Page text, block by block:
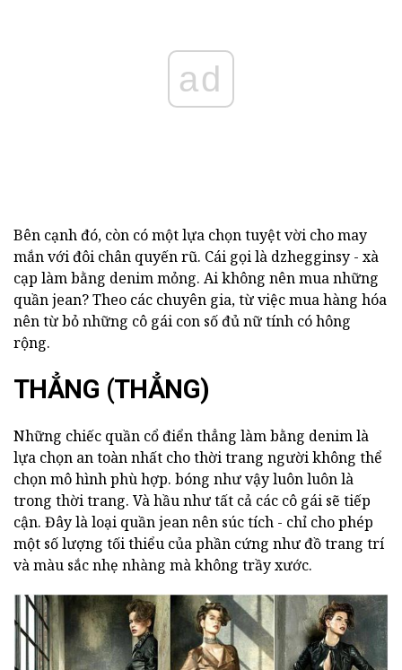
ad
Bên cạnh đó, còn có một lựa chọn tuyệt vời cho may
mắn với đôi chân quyến rũ. Cái gọi là dzhegginsy - xà
cạp làm bằng denim mỏng. Ai không nên mua những
quần jean? Theo các chuyên gia, từ việc mua hàng hóa
nên từ bỏ những cô gái con số đủ nữ tính có hông
rộng.
THẲNG (THẲNG)
Những chiếc quần cổ điển thẳng làm bằng denim là
lựa chọn an toàn nhất cho thời trang người không thể
chọn mô hình phù hợp. bóng như vậy luôn luôn là
trong thời trang. Và hầu như tất cả các cô gái sẽ tiếp
cận. Đây là loại quần jean nên súc tích - chỉ cho phép
một số lượng tối thiểu của phần cứng như đồ trang trí
và màu sắc nhẹ nhàng mà không trầy xước.